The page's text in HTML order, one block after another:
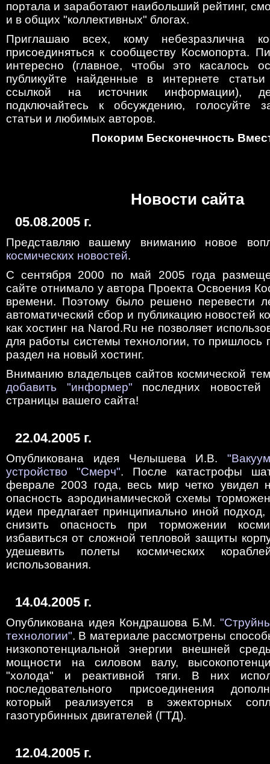
портала и заработают наибольший рейтинг,
и в общих "коллективных" блогах.
Приглашаю всех, кому небезразлична
присоединяться к сообществу Космопорта.
интересно (главное, чтобы это касалось
публикуйте найденные в интернете
ссылкой на источник информации),
подключайтесь к обсуждению, голосуйте
статьи и любимых авторов.
Покорим Бесконечность
Новости сайта
05.08.2005 г.
Представляю вашему вниманию новое
космических новостей.
С сентября 2000 по май 2005 года
сайте отнимало у автора Проекта Освоения
времени. Поэтому было решено перевести
автоматический сбор и публикацию новостей
как хостинг на Narod.Ru не позволяет
для работы системы технологии, то пришлось
раздел на новый хостинг.
Вниманию владельцев сайтов космической
добавить "информер" последних новостей
страницы вашего сайта!
22.04.2005 г.
Опубликована идея Челышева И.В.
устройство "Смерч". После катастрофы
феврале 2003 года, весь мир четко увидел
опасность аэродинамической схемы
идеи предлагает принципиально иной подход,
снизить опасность при торможении
избавиться от сложной тепловой защиты
удешевить полеты космических
использования.
14.04.2005 г.
Опубликована идея Кондрашова Б.М.
технологии". В материале рассмотрены
низкопотенциальной энергии внешней
мощности на силовом валу,
"холода" и реактивной тяги. В них
последовательного присоединения
который реализуется в эжекторных
газотурбинных двигателей (ГТД).
12.04.2005 г.